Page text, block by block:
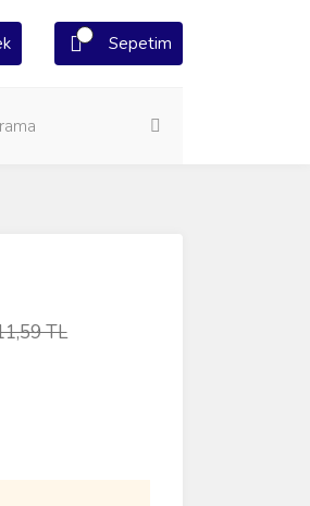
Sepetim
TL